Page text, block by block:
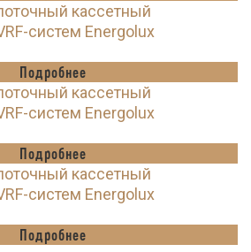
кассетный
систем Energolux
Подробнее
кассетный
систем Energolux
Подробнее
кассетный
систем Energolux
Подробнее